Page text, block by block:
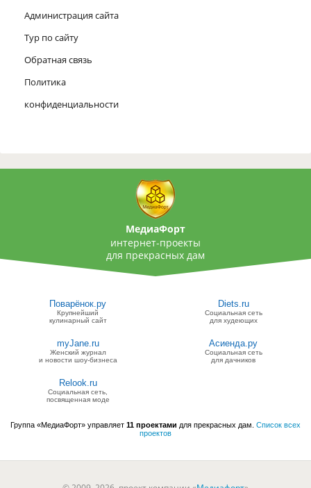
Администрация сайта
Тур по сайту
Обратная связь
Политика
конфиденциальности
МедиаФорт
интернет-проекты
для прекрасных дам
Поварёнок.ру
Крупнейший
кулинарный сайт
Diets.ru
Социальная сеть
для худеющих
myJane.ru
Женский журнал
и новости шоу-бизнеса
Асиенда.ру
Социальная сеть
для дачников
Relook.ru
Социальная сеть,
посвященная моде
Группа «МедиаФорт» управляет 11 проектами для прекрасных дам. Список всех
проектов